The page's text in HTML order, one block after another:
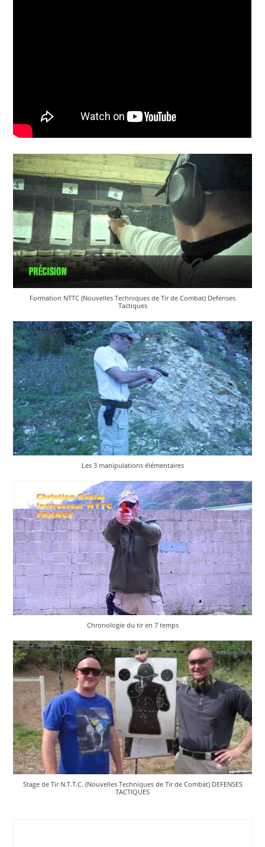
Formation NTTC (Nouvelles Techniques de Tir de Combat) Defenses
Tactiques
Les 3 manipulations élémentaires
Chronologie du tir en 7 temps
Stage de Tir N.T.T.C. (Nouvelles Techniques de Tir de Combat) DEFENSES
TACTIQUES